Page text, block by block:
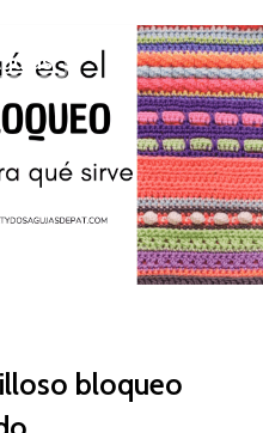
bloqueo